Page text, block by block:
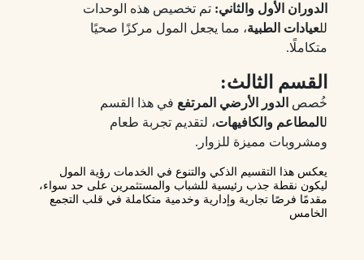
الدوران الأول والثاني: تم تخصيص هذه الوحدات
للعيادات الطبية، مما يجعل المول مركزًا صحيًا
متكاملًا.
القسم الثالث:
خُصص الدور الأرضي المرتفع في هذا القسم
لالمطاعم والكافيهات، لتقديم تجربة طعام
ومشروبات مميزة للزوار.
يعكس هذا التقسيم الذكي والتنوع في الخدمات رؤية المول
ليكون نقطة جذب رئيسية للشباب والمستثمرين على حد سواء،
مقدمًا فرصًا تجارية وإدارية وخدمية متكاملة في قلب التجمع
الخامس